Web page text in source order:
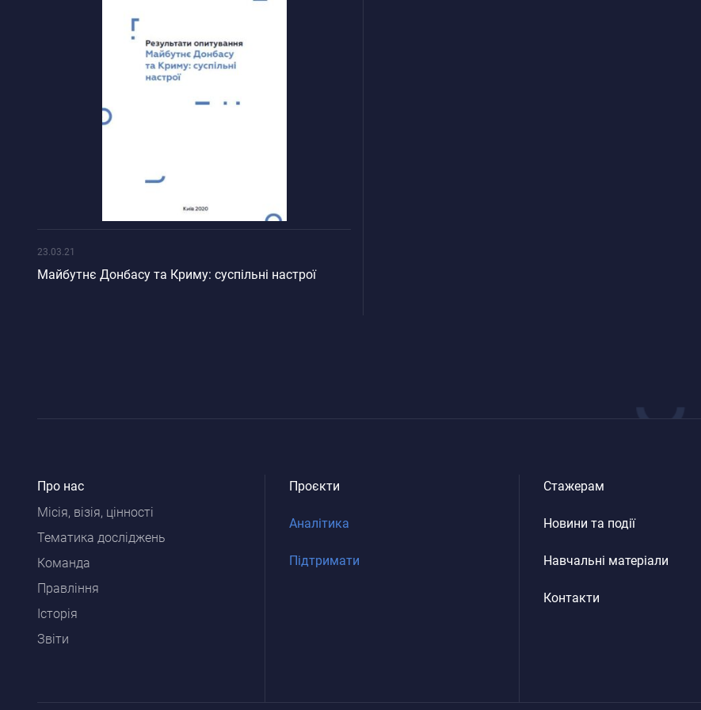
23.03.21
Майбутнє Донбасу та Криму: суспільні настрої
Про нас
Місія, візія, цінності
Тематика досліджень
Команда
Правління
Історія
Звіти
Проєкти
Аналітика
Підтримати
Стажерам
Новини та події
Навчальні матеріали
Контакти